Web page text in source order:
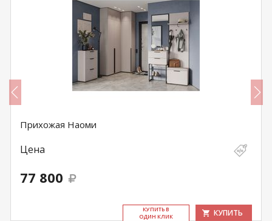
Прихожая Наоми
Цена
77 800
КУ­ПИТЬ В
ОДИН КЛИК
КУПИТЬ